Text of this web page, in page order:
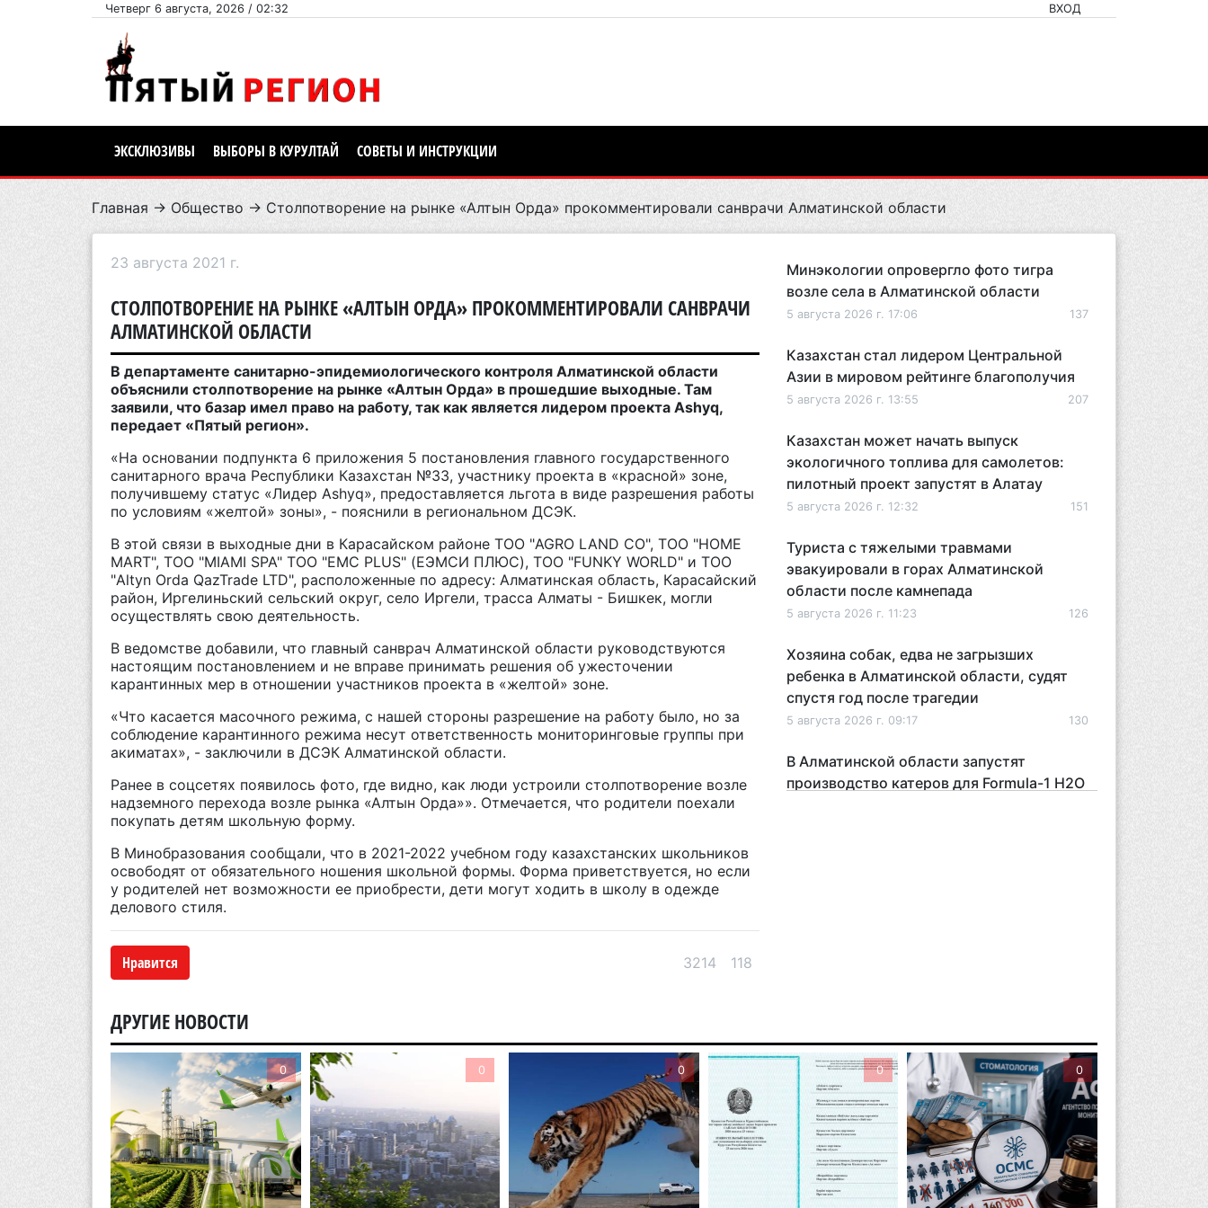
Четверг 6 августа, 2026 / 02:32 ВХОД
ЭКСКЛЮЗИВЫ ВЫБОРЫ В КУРУЛТАЙ СОВЕТЫ И ИНСТРУКЦИИ
Главная → Общество → Столпотворение на рынке «Алтын Орда» прокомментировали санврачи Алматинской области
23 августа 2021 г.
СТОЛПОТВОРЕНИЕ НА РЫНКЕ «АЛТЫН ОРДА» ПРОКОММЕНТИРОВАЛИ САНВРАЧИ
АЛМАТИНСКОЙ ОБЛАСТИ
В департаменте санитарно-эпидемиологического контроля Алматинской области
объяснили столпотворение на рынке «Алтын Орда» в прошедшие выходные. Там
заявили, что базар имел право на работу, так как является лидером проекта Ashyq,
передает «Пятый регион».
«На основании подпункта 6 приложения 5 постановления главного государственного
санитарного врача Республики Казахстан №33, участнику проекта в «красной» зоне,
получившему статус «Лидер Ashyq», предоставляется льгота в виде разрешения работы
по условиям «желтой» зоны», - пояснили в региональном ДСЭК.
В этой связи в выходные дни в Карасайском районе ТОО "AGRO LAND CO", ТОО "HOME
MART", ТОО "MIAMI SPA" ТОО "ЕМС PLUS" (ЕЭМСИ ПЛЮС), ТОО "FUNKY WORLD" и ТОО
"Altyn Orda QazTrade LTD", расположенные по адресу: Алматинская область, Карасайский
район, Иргелиньский сельский округ, село Иргели, трасса Алматы - Бишкек, могли
осуществлять свою деятельность.
В ведомстве добавили, что главный санврач Алматинской области руководствуются
настоящим постановлением и не вправе принимать решения об ужесточении
карантинных мер в отношении участников проекта в «желтой» зоне.
«Что касается масочного режима, с нашей стороны разрешение на работу было, но за
соблюдение карантинного режима несут ответственность мониторинговые группы при
акиматах», - заключили в ДСЭК Алматинской области.
Ранее в соцсетях появилось фото, где видно, как люди устроили столпотворение возле
надземного перехода возле рынка «Алтын Орда»». Отмечается, что родители поехали
покупать детям школьную форму.
В Минобразования сообщали, что в 2021-2022 учебном году казахстанских школьников
освободят от обязательного ношения школьной формы. Форма приветствуется, но если
у родителей нет возможности ее приобрести, дети могут ходить в школу в одежде
делового стиля.
Нравится 3214 118
Минэкологии опровергло фото тигра
возле села в Алматинской области
5 августа 2026 г. 17:06 137
Казахстан стал лидером Центральной
Азии в мировом рейтинге благополучия
5 августа 2026 г. 13:55 207
Казахстан может начать выпуск
экологичного топлива для самолетов:
пилотный проект запустят в Алатау
5 августа 2026 г. 12:32 151
Туриста с тяжелыми травмами
эвакуировали в горах Алматинской
области после камнепада
5 августа 2026 г. 11:23 126
Хозяина собак, едва не загрызших
ребенка в Алматинской области, судят
спустя год после трагедии
5 августа 2026 г. 09:17 130
В Алматинской области запустят
производство катеров для Formula-1 H2O
В Алматинской области назначили
нового председателя административного
суда
4 августа 2026 г. 14:29
В Алматинской области второй день не
могут потушить пожар в Аксайском
ДРУГИЕ НОВОСТИ
0 0 0 0 0